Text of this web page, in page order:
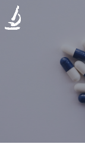
Enfermedades